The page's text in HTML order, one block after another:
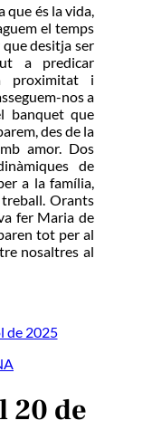
que és la vida,
el temps
desitja ser
a predicar
proximitat i
nos a
banquet que
des de la
amor. Dos
de
a la família,
Orants
fer Maria de
tot per al
nosaltres al
de 2025
20 de